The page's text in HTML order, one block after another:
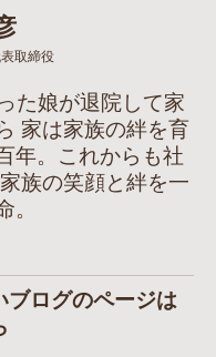
取締役
た娘が退院して家
家は家族の絆を育
年。これからも社
族の笑顔と絆を一
。
ブログのページは